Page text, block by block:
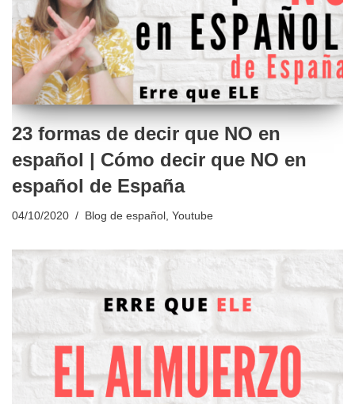
23 formas de decir que NO en
español | Cómo decir que NO en
español de España
04/10/2020 Blog de español , Youtube